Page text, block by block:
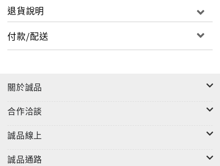
退貨說明
付款/配送
關於誠品
合作洽談
誠品線上
誠品通路